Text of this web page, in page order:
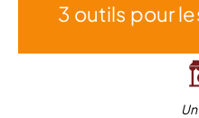
3 outils pour